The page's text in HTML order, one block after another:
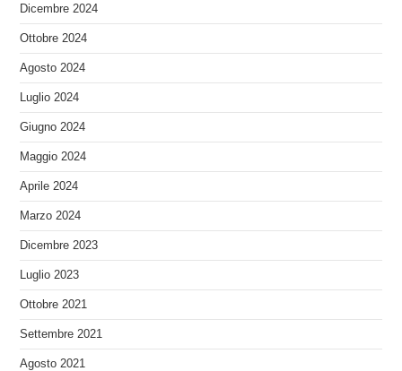
Dicembre 2024
Ottobre 2024
Agosto 2024
Luglio 2024
Giugno 2024
Maggio 2024
Aprile 2024
Marzo 2024
Dicembre 2023
Luglio 2023
Ottobre 2021
Settembre 2021
Agosto 2021